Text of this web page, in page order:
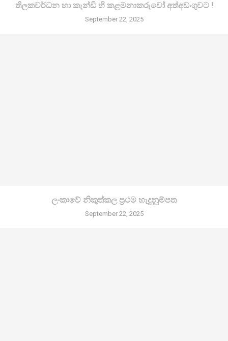
තිලකවර්ධන හා කැන්ඩි හි කළමනාකරුවෝ අත්අඩංගුවට !
September 22, 2025
ලංකාවේ නිකුත්කල ප්‍රථම හැදුනුම්පත
September 22, 2025